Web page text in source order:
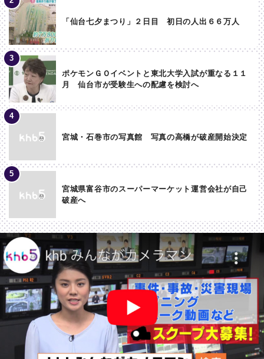
「仙台七夕まつり」２日目 初日の人出６６万人
ポケモンＧＯイベントと東北大学入試が重なる１１
月 仙台市が受験生への配慮を検討へ
宮城・石巻市の写真館 写真の高橋が破産開始決定
宮城県富谷市のスーパーマーケット運営会社が自己
破産へ